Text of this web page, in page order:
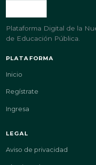
Plataforma Digital de la
de Educación Pública.
PLATAFORMA
Inicio
Regístrate
Ingresa
LEGAL
Aviso de privacidad